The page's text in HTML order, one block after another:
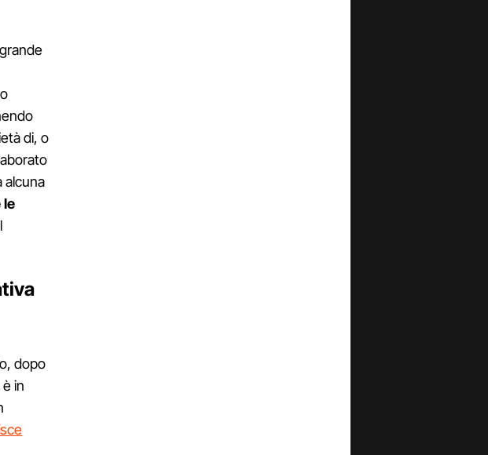
di, o
alcuna
le
dopo
è in